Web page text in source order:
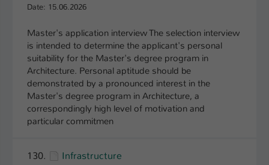
Date: 15.06.2026
Master's application interview The selection interview
is intended to determine the applicant's personal
suitability for the Master's degree program in
Architecture. Personal aptitude should be
demonstrated by a pronounced interest in the
Master's degree program in Architecture, a
correspondingly high level of motivation and
particular commitmen
130. Infrastructure